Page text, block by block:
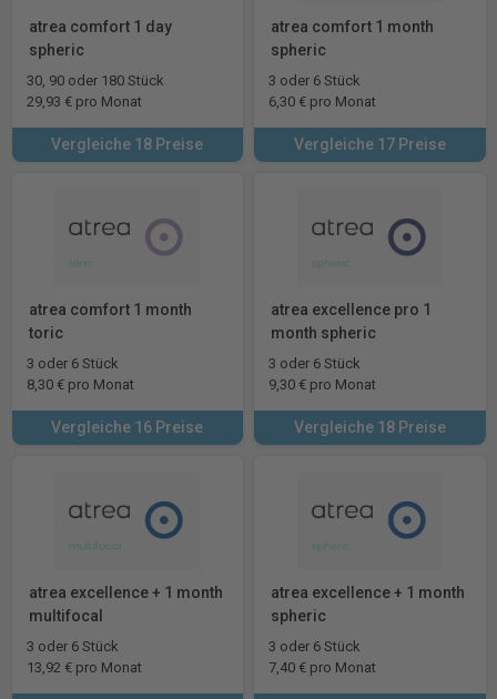
atrea comfort 1 day
spheric
30, 90 oder 180 Stück
29,93 € pro Monat
Vergleiche 18 Preise
atrea comfort 1 month
spheric
3 oder 6 Stück
6,30 € pro Monat
Vergleiche 17 Preise
atrea comfort 1 month
toric
3 oder 6 Stück
8,30 € pro Monat
Vergleiche 16 Preise
atrea excellence pro 1
month spheric
3 oder 6 Stück
9,30 € pro Monat
Vergleiche 18 Preise
atrea excellence + 1 month
multifocal
3 oder 6 Stück
13,92 € pro Monat
atrea excellence + 1 month
spheric
3 oder 6 Stück
7,40 € pro Monat